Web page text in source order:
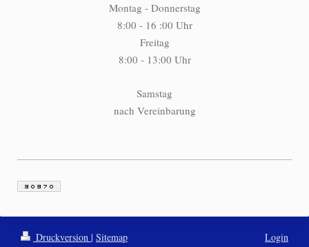
Montag - Donnerstag
8:00 - 16 :00 Uhr
Freitag
8:00 - 13:00 Uhr
Samstag
nach Vereinbarung
Druckversion | Sitemap
Login